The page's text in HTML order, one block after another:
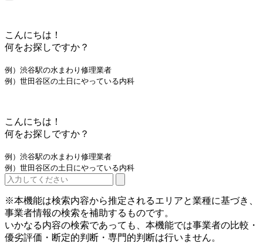
こんにちは！
何をお探しですか？
例）渋谷駅の水まわり修理業者
例）世田谷区の土日にやっている内科
こんにちは！
何をお探しですか？
例）渋谷駅の水まわり修理業者
例）世田谷区の土日にやっている内科
※本機能は検索内容から推定されるエリアと業種に基づき、
事業者情報の検索を補助するものです。
いかなる内容の検索であっても、本機能では事業者の比較・
優劣評価・断定的判断・専門的判断は行いません。